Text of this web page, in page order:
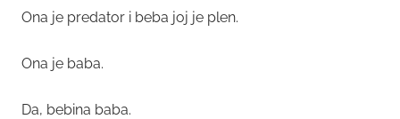
Ona je predator i beba joj je plen.
Ona je baba.
Da, bebina baba.